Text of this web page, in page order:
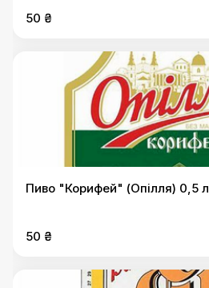
50 ₴
Пиво "Корифей" (Опілля) 0,5 л
50 ₴